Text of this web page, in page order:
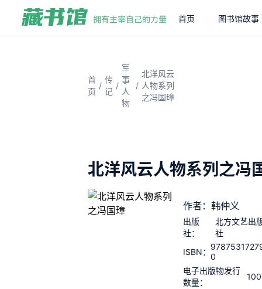
首页 图书馆故事
首
页
/
传
记
/
军
事
人
物
/
北洋风云
人物系列
之冯国璋
北洋风云人物系列之冯
作者：韩仲义
出版
社：
北方文艺出
社
ISBN： 0
电子出版物发行
数量：